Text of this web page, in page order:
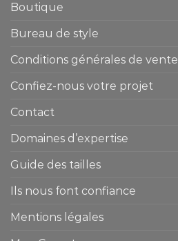
Boutique
Bureau de style
Conditions générales de vente
Confiez-nous votre projet
Contact
Domaines d’expertise
Guide des tailles
Ils nous font confiance
Mentions légales